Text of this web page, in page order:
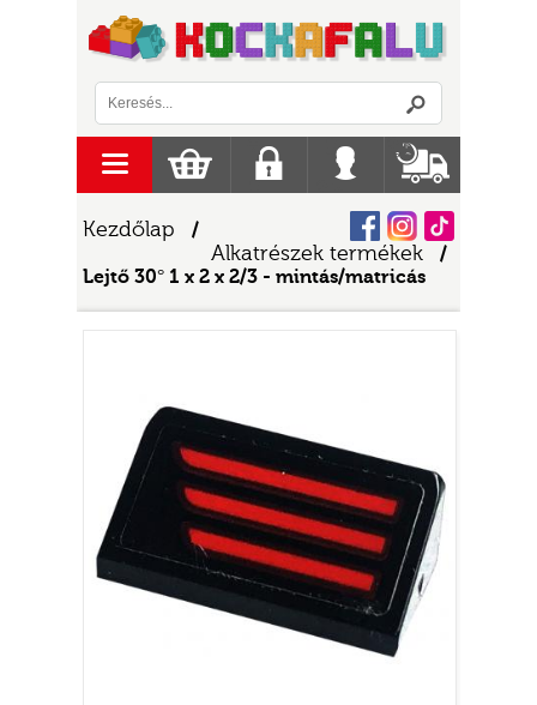
Kezdőlap /
Alkatrészek termékek
/
Lejtő 30° 1 x 2 x 2/3 - mintás/matricás